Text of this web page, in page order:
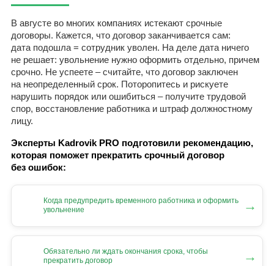
В августе во многих компаниях истекают срочные
договоры. Кажется, что договор заканчивается сам:
дата подошла = сотрудник уволен. На деле дата ничего
не решает: увольнение нужно оформить отдельно, причем
срочно. Не успеете – считайте, что договор заключен
на неопределенный срок. Поторопитесь и рискуете
нарушить порядок или ошибиться – получите трудовой
спор, восстановление работника и штраф должностному
лицу.
Эксперты Kadrovik PRO подготовили рекомендацию,
которая поможет прекратить срочный договор
без ошибок:
Когда предупредить временного работника и оформить
увольнение
→
Обязательно ли ждать окончания срока, чтобы
прекратить договор
→